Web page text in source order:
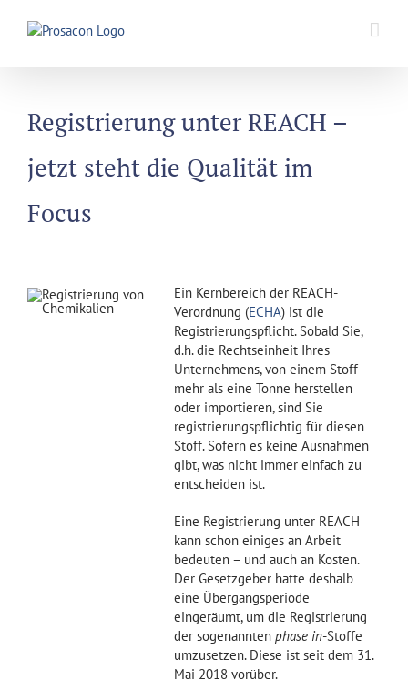
Inhalt
Registrierung unter REACH –
jetzt steht die Qualität im
Focus
Ein Kernbereich der REACH-
Verordnung (ECHA) ist die
Registrierungspflicht. Sobald Sie,
d.h. die Rechtseinheit Ihres
Unternehmens, von einem Stoff
mehr als eine Tonne herstellen
oder importieren, sind Sie
registrierungspflichtig für diesen
Stoff. Sofern es keine Ausnahmen
gibt, was nicht immer einfach zu
entscheiden ist.
Eine Registrierung unter REACH
kann schon einiges an Arbeit
bedeuten – und auch an Kosten.
Der Gesetzgeber hatte deshalb
eine Übergangsperiode
eingeräumt, um die Registrierung
der sogenanntenphase in-Stoffe
umzusetzen. Diese ist seit dem 31.
Mai 2018 vorüber.